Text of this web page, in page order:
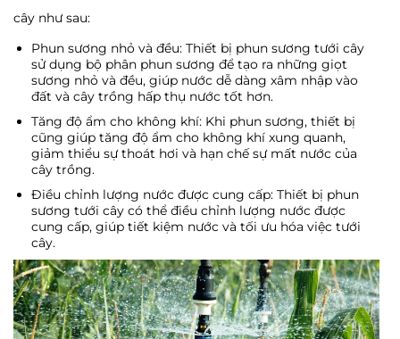
cây như sau:
Phun sương nhỏ và đều: Thiết bị phun sương tưới cây
sử dụng bộ phân phun sương để tạo ra những giọt
sương nhỏ và đều, giúp nước dễ dàng xâm nhập vào
đất và cây trồng hấp thụ nước tốt hơn.
Tăng độ ẩm cho không khí: Khi phun sương, thiết bị
cũng giúp tăng độ ẩm cho không khí xung quanh,
giảm thiểu sự thoát hơi và hạn chế sự mất nước của
cây trồng.
Điều chỉnh lượng nước được cung cấp: Thiết bị phun
sương tưới cây có thể điều chỉnh lượng nước được
cung cấp, giúp tiết kiệm nước và tối ưu hóa việc tưới
cây.